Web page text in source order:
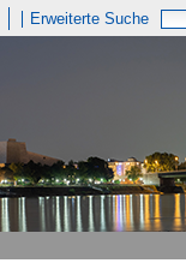
Erweiterte Suche